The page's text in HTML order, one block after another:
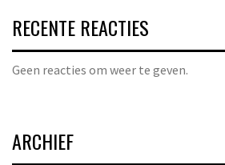
RECENTE REACTIES
Geen reacties om weer te geven.
ARCHIEF